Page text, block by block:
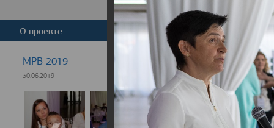
Версия для
О проекте Команда Новости
МРВ 2019
30.06.2019